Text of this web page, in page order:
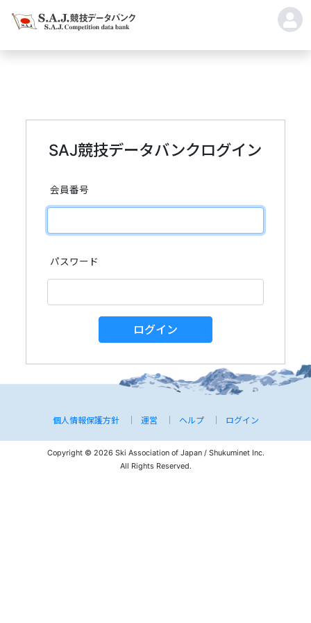
SAJ競技データバンクログイン
会員番号
パスワード
ログイン
個人情報保護方針 運営 ヘルプ ログイン
Copyright © 2026 Ski Association of Japan / Shukuminet Inc.
All Rights Reserved.